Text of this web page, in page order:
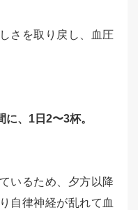
さを取り戻し、血圧
、1日2〜3杯。
いるため、夕方以降
自律神経が乱れて血